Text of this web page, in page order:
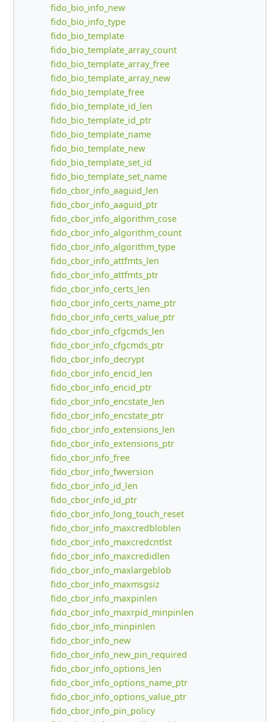
fido_bio_info_new
fido_bio_info_type
fido_bio_template
fido_bio_template_array_count
fido_bio_template_array_free
fido_bio_template_array_new
fido_bio_template_free
fido_bio_template_id_len
fido_bio_template_id_ptr
fido_bio_template_name
fido_bio_template_new
fido_bio_template_set_id
fido_bio_template_set_name
fido_cbor_info_aaguid_len
fido_cbor_info_aaguid_ptr
fido_cbor_info_algorithm_cose
fido_cbor_info_algorithm_count
fido_cbor_info_algorithm_type
fido_cbor_info_attfmts_len
fido_cbor_info_attfmts_ptr
fido_cbor_info_certs_len
fido_cbor_info_certs_name_ptr
fido_cbor_info_certs_value_ptr
fido_cbor_info_cfgcmds_len
fido_cbor_info_cfgcmds_ptr
fido_cbor_info_decrypt
fido_cbor_info_encid_len
fido_cbor_info_encid_ptr
fido_cbor_info_encstate_len
fido_cbor_info_encstate_ptr
fido_cbor_info_extensions_len
fido_cbor_info_extensions_ptr
fido_cbor_info_free
fido_cbor_info_fwversion
fido_cbor_info_id_len
fido_cbor_info_id_ptr
fido_cbor_info_long_touch_reset
fido_cbor_info_maxcredbloblen
fido_cbor_info_maxcredcntlst
fido_cbor_info_maxcredidlen
fido_cbor_info_maxlargeblob
fido_cbor_info_maxmsgsiz
fido_cbor_info_maxpinlen
fido_cbor_info_maxrpid_minpinlen
fido_cbor_info_minpinlen
fido_cbor_info_new
fido_cbor_info_new_pin_required
fido_cbor_info_options_len
fido_cbor_info_options_name_ptr
fido_cbor_info_options_value_ptr
fido_cbor_info_pin_policy